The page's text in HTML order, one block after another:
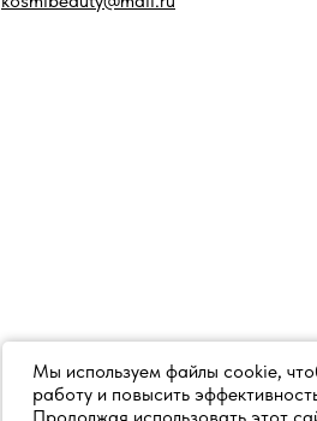
Мы используем файлы cookie,
работу и повысить